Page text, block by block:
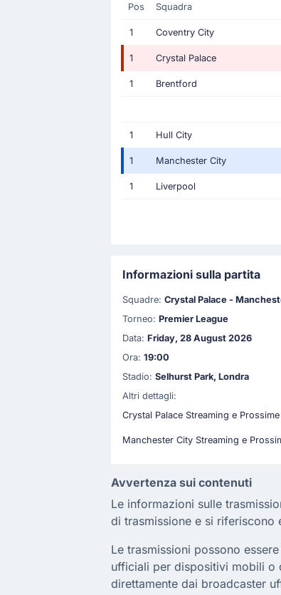
Pos Squadra
1 Coventry City
1 Crystal Palace
1 Brentford
1 Hull City
1 Manchester City
1 Liverpool
Informazioni sulla partita
Squadre: Crystal Palace -
Torneo: Premier League
Data: Friday, 28 August 2026
Ora: 19:00
Stadio: Selhurst Park, Londra
Altri dettagli:
Crystal Palace Streaming e
Manchester City Streaming e
Avvertenza sui contenuti
Le informazioni sulle
di trasmissione e si riferiscono
Le trasmissioni possono
ufficiali per dispositivi mobili o
direttamente dai broadcaster